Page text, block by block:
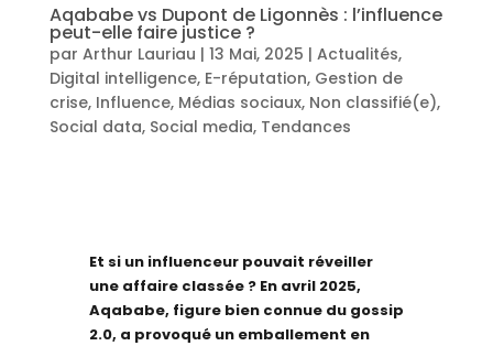
Aqababe vs Dupont de Ligonnès : l’influence
peut-elle faire justice ?
par Arthur Lauriau | 13 Mai, 2025 | Actualités,
Digital intelligence, E-réputation, Gestion de
crise, Influence, Médias sociaux, Non classifié(e),
Social data, Social media, Tendances
Et si un influenceur pouvait réveiller
une affaire classée ? En avril 2025,
Aqababe, figure bien connue du gossip
2.0, a provoqué un emballement en